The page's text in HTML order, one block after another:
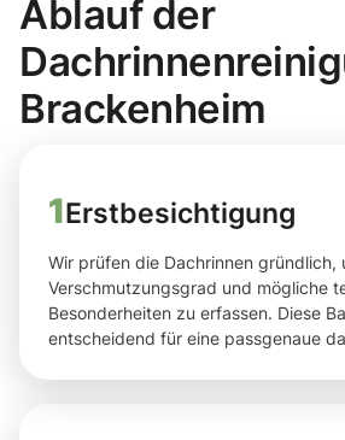
Ablauf der
Brackenheim
1Erstbesichtigung
Wir prüfen die Dachrinnen gründlich,
Verschmutzungsgrad und mögliche
Besonderheiten zu erfassen. Diese
entscheidend für eine passgenaue